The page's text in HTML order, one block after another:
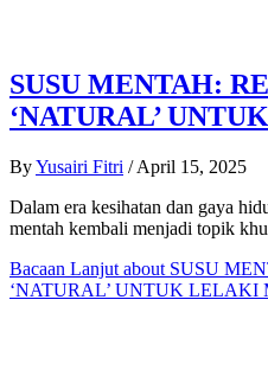
SUSU MENTAH:
‘NATURAL’
ByYusairi Fitri / April 15, 2025
Dalam era kesihatan dan gaya
mentah kembali menjadi topik
Bacaan Lanjut about SUSU
‘NATURAL’ UNTUK LELAKI